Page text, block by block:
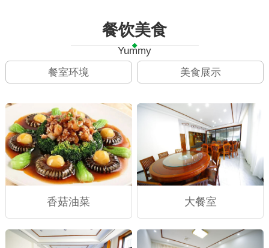
餐饮美食
Yummy
餐室环境
美食展示
香菇油菜 大餐室